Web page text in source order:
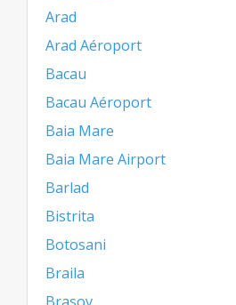
Arad
Arad Aéroport
Bacau
Bacau Aéroport
Baia Mare
Baia Mare Airport
Barlad
Bistrita
Botosani
Braila